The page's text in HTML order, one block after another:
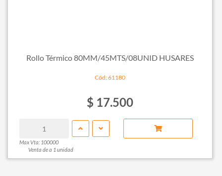
Rollo Térmico 80MM/45MTS/08UNID HUSARES
Cód: 61180
$ 17.500
Max Vta: 100000
Venta de a 1 unidad